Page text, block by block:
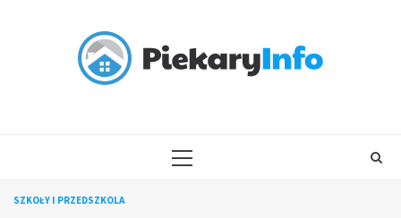
PRIMARY
SZKOŁY I PRZEDSZKOLA